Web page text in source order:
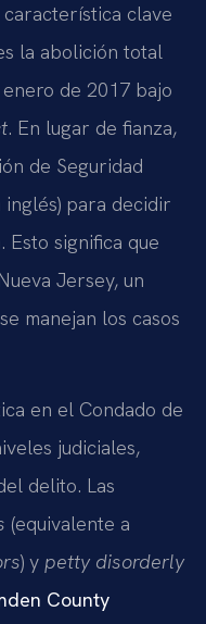
característica clave
la abolición total
de 2017 bajo
. En lugar de fianza,
de Seguridad
inglés) para decidir
significa que
Jersey, un
manejan los casos
en el Condado de
judiciales,
delito. Las
(equivalente a
) y petty disorderly
County